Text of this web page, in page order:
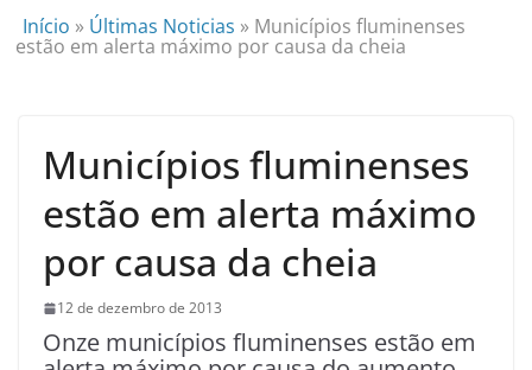
Início » Últimas Noticias » Municípios fluminenses
estão em alerta máximo por causa da cheia
Municípios fluminenses
estão em alerta máximo
por causa da cheia
12 de dezembro de 2013
Onze municípios fluminenses estão em